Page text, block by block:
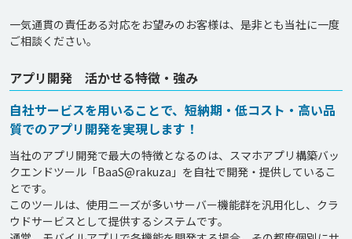
一気通貫の責任ある対応をお望みのお客様は、是非とも当社に一度
アプリ開発 活かせる特徴・強み
自社サービスを用いることで、短納期・低コスト・高い品
質でのアプリ開発を実現します！
当社のアプリ開発で最大の特徴となるのは、スマホアプリ構築バッ
クエンドツール「BaaS@rakuza」を自社で開発・提供しているこ
とです。
このツールは、使用ニーズが多いサーバー機能群を汎用化し、クラ
ウドサービスとして提供するシステムです。